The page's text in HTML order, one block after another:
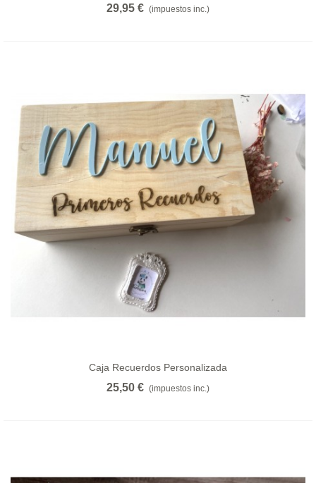
29,95 € (impuestos inc.)
Caja Recuerdos Personalizada
25,50 € (impuestos inc.)